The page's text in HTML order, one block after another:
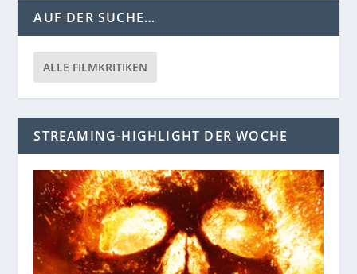
AUF DER SUCHE…
ALLE FILMKRITIKEN
STREAMING-HIGHLIGHT DER WOCHE